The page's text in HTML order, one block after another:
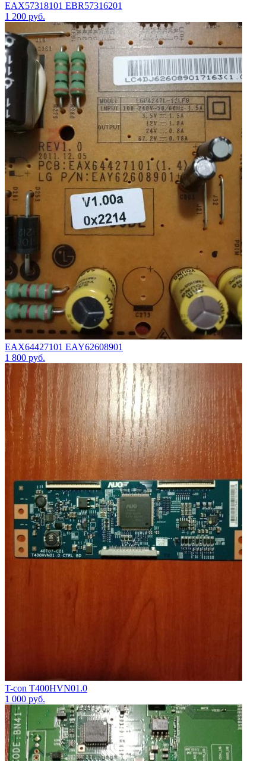
EAX57318101 EBR57316201
1 200 руб.
EAX64427101 EAY62608901
1 800 руб.
T-con T400HVN01.0
1 000 руб.